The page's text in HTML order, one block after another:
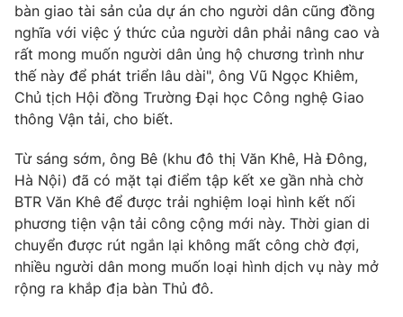
Cơ quan chủ quản:Đài Truyền hình Việt Nam
Cơ quan báo chí: Thời báo VTV
Giấy phép hoạt động báo in và báo điện tử số 483/GP-BTTTT
cấp ngày 29/12/2023
Tổng Biên tập:Vũ Thanh Thủy
Nguyễn Trọng Ninh
Tổng đài VTV:024.38 355 931 - 024.38 355 932
Ðiện thoại Thời báo VTV: 024.66 897 897
Email:toasoan@vtv.vn
Liên hệ quảng cáo:
024-7300.7108
bàn giao tài sản của dự án cho người dân cũng đồng
nghĩa với việc ý thức của người dân phải nâng cao và
rất mong muốn người dân ủng hộ chương trình như
thế này để phát triển lâu dài", ông Vũ Ngọc Khiêm,
Chủ tịch Hội đồng Trường Đại học Công nghệ Giao
thông Vận tải, cho biết.
Từ sáng sớm, ông Bê (khu đô thị Văn Khê, Hà Đông,
Hà Nội) đã có mặt tại điểm tập kết xe gần nhà chờ
BTR Văn Khê để được trải nghiệm loại hình kết nối
phương tiện vận tải công cộng mới này. Thời gian di
chuyển được rút ngắn lại không mất công chờ đợi,
nhiều người dân mong muốn loại hình dịch vụ này mở
rộng ra khắp địa bàn Thủ đô.